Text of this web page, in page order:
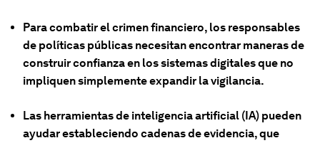
Para combatir el crimen financiero, los responsables
de políticas públicas necesitan encontrar maneras de
construir confianza en los sistemas digitales que no
impliquen simplemente expandir la vigilancia.
Las herramientas de inteligencia artificial (IA) pueden
ayudar estableciendo cadenas de evidencia, que